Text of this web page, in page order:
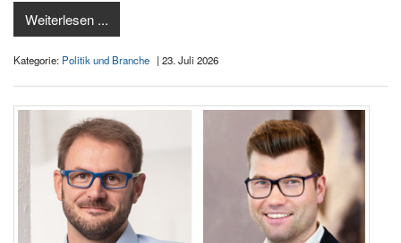
Weiterlesen ...
Kategorie: Politik und Branche | 23. Juli 2026